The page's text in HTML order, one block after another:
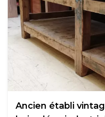
Ancien établi